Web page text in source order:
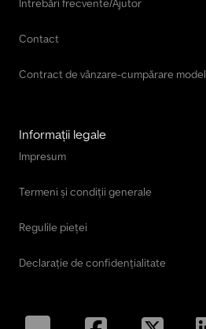
Întrebări frecvente/Ajutor
Contact
Contract de vânzare-cumpărare model
Informații legale
Impresum
Termeni și condiții generale
Regulile pieței
Declarație de confidențialitate